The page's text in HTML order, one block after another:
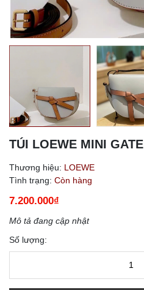
TÚI LOEWE MINI GATE
Thương hiệu: LOEWE
Tình trạng: Còn hàng
7.200.000₫
Mô tả đang cập nhật
Số lượng: